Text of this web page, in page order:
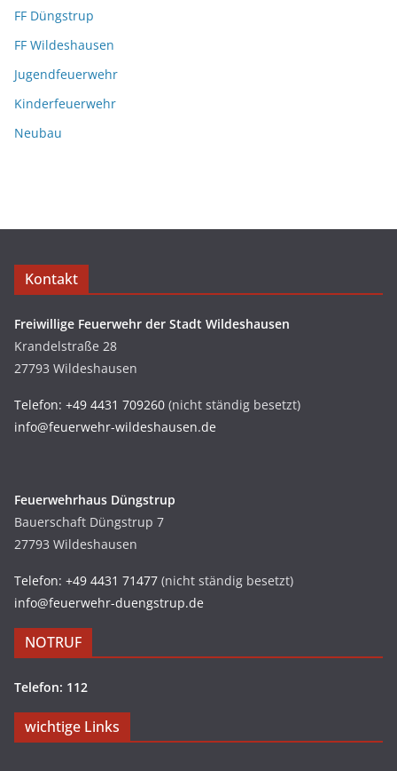
FF Düngstrup
FF Wildeshausen
Jugendfeuerwehr
Kinderfeuerwehr
Neubau
Kontakt
Freiwillige Feuerwehr der Stadt Wildeshausen
Krandelstraße 28
27793 Wildeshausen
Telefon: +49 4431 709260 (nicht ständig besetzt)
info@feuerwehr-wildeshausen.de
Feuerwehrhaus Düngstrup
Bauerschaft Düngstrup 7
27793 Wildeshausen
Telefon: +49 4431 71477 (nicht ständig besetzt)
info@feuerwehr-duengstrup.de
NOTRUF
Telefon: 112
wichtige Links